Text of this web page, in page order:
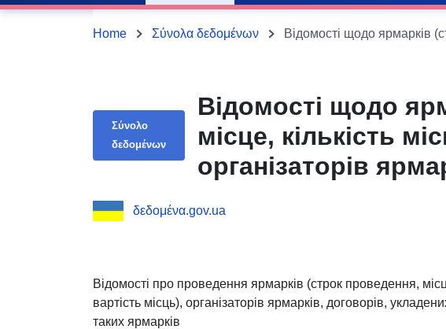
Home Σύνολα δεδομένων
Σύνολο
δεδομένων
Відомості щодо
місце, кількість
організаторів
δεδομένα.gov.ua
Відомості про проведення ярмарків (строк проведення,
вартість місць), організаторів ярмарків, договорів,
таких ярмарків